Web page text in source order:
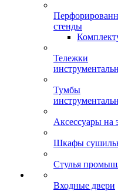
стенды
Тележки
Тумбы
Аксессуары на
Шкафы
Стулья
Входные двери